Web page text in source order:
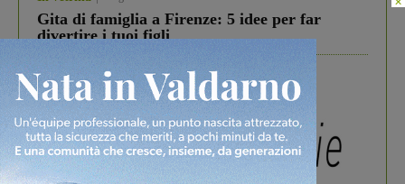
Gita di famiglia a Firenze: 5 idee per far
divertire i tuoi figli